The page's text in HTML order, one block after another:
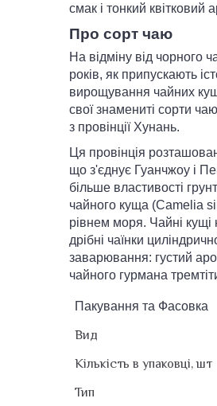
смак і тонкий
Про сорт чаю
На відміну від чорного
років, як припускають
вирощування чайних
свої знамениті сорти
з провінції Хунань.
Ця провінція
що з'єднує Гуанчжоу і
більше властивості
чайного куща (Camelia
рівнем моря. Чайні кущі
дрібні чаїнки
заварювання: густий
чайного гурмана
Пакування та Фасовка
Вид
Кількість в упаковці, шт
Тип